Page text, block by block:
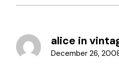
alice in
December 26,